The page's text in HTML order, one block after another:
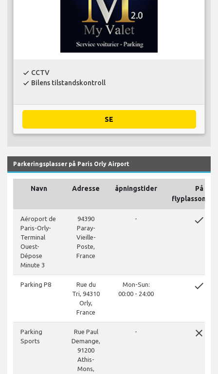
check CCTV
check Bilens tilstandskontroll
SE
Parkeringsplasser på Paris Orly Airport
Navn Adresse åpningstider
På
Aéroport de
Paris-Orly-
Terminal
Ouest-
Dépose
Minute 3
94390
Paray-
Vieille-
Poste,
France
- done
Parking P8
Rue du
Tri, 94310
Orly,
France
Mon-Sun:
00:00 - 24:00
done
Parking
Sports
Rue Paul
Demange,
91200
Athis-
Mons,
- close